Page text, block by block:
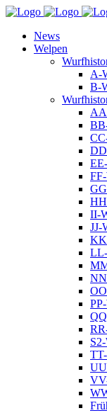
News
Welpen
A-
B-
II-
JJ-